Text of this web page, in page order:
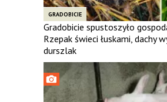
GRADOBICIE
Gradobicie spustoszyło
Rzepak świeci łuskami, dachy
durszlak